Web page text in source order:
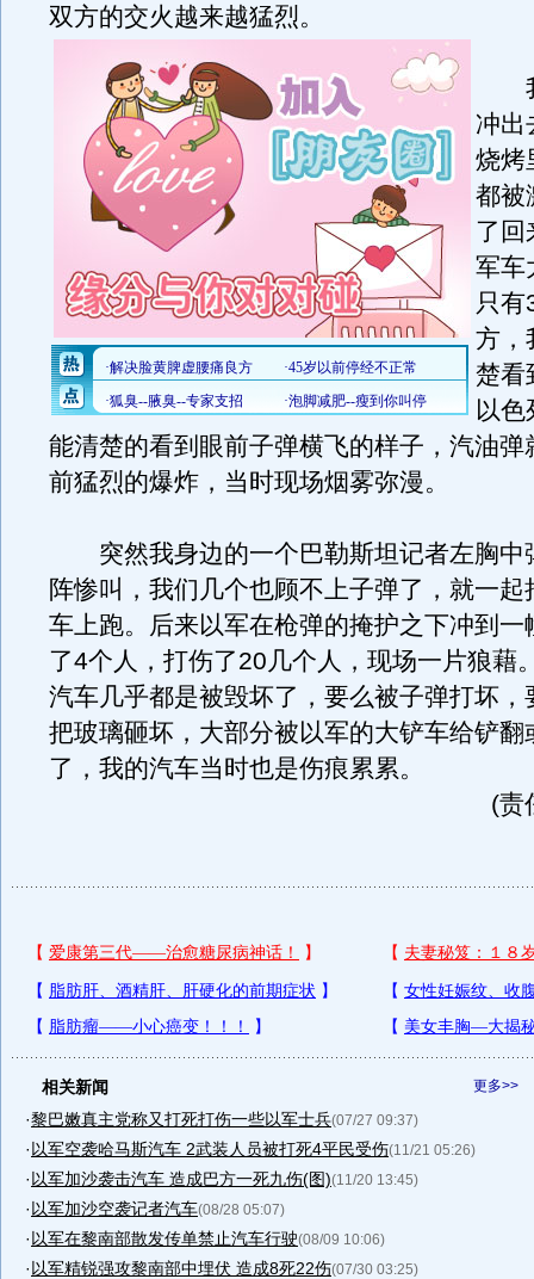
双方的交火越来越猛烈。
我
冲出
烧烤
都被
了回
军车
只有
方，
楚看
以
能清楚的看到眼前子弹横飞的样子，汽油弹
前猛烈的爆炸，当时现场烟雾弥漫。
突然我身边的一个巴勒斯坦记者左胸中
阵惨叫，我们几个也顾不上子弹了，就一起
车上跑。后来以军在枪弹的掩护之下冲到一
了4个人，打伤了20几个人，现场一片狼藉
汽车几乎都是被毁坏了，要么被子弹打坏，
把玻璃砸坏，大部分被以军的大铲车给铲翻
了，我的汽车当时也是伤痕累累。
(责
更多>>
相关新闻
·黎巴嫩真主党称又打死打伤一些以军士兵(07/27 09:37)
· 以军空袭哈马斯汽车 2武装人员被打死4平民受伤(11/21 05:26)
· 以军加沙袭击汽车 造成巴方一死九伤(图)(11/20 13:45)
· 以军加沙空袭记者汽车(08/28 05:07)
· 以军在黎南部散发传单禁止汽车行驶(08/09 10:06)
· 以军精锐强攻黎南部中埋伏 造成8死22伤(07/30 03:25)